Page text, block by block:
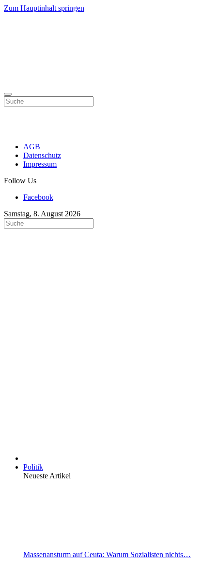
Zum Hauptinhalt springen
AGB
Datenschutz
Impressum
Follow Us
Facebook
Samstag, 8. August 2026
Politik
Neueste Artikel
Massenansturm auf Ceuta: Warum Sozialisten nichts…